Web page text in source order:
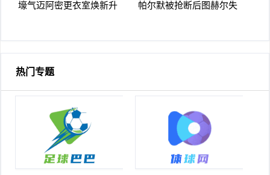
壕气迈阿密更衣室焕新升
帕尔默被抢断后图赫尔失
破门
热门专题